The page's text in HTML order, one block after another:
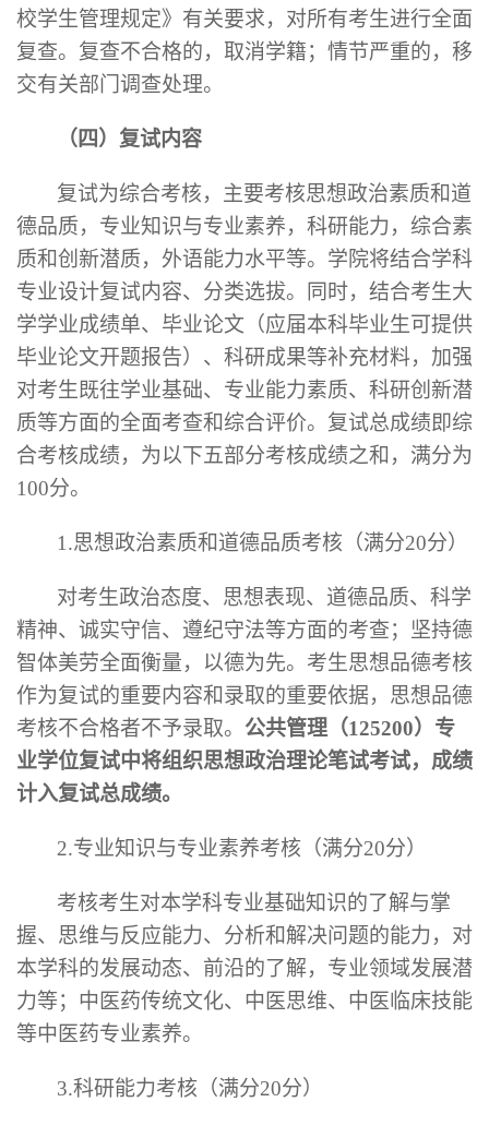
校学生管理规定》有关要求，对所有考生进行全面
复查。复查不合格的，取消学籍；情节严重的，移
交有关部门调查处理。
（四）复试内容
复试为综合考核，主要考核思想政治素质和道
德品质，专业知识与专业素养，科研能力，综合素
质和创新潜质，外语能力水平等。学院将结合学科
专业设计复试内容、分类选拔。同时，结合考生大
学学业成绩单、毕业论文（应届本科毕业生可提供
毕业论文开题报告）、科研成果等补充材料，加强
对考生既往学业基础、专业能力素质、科研创新潜
质等方面的全面考查和综合评价。复试总成绩即综
合考核成绩，为以下五部分考核成绩之和，满分为
100分。
1.思想政治素质和道德品质考核（满分20分）
对考生政治态度、思想表现、道德品质、科学
精神、诚实守信、遵纪守法等方面的考查；坚持德
智体美劳全面衡量，以德为先。考生思想品德考核
作为复试的重要内容和录取的重要依据，思想品德
考核不合格者不予录取。 公共管理（125200）专
业学位复试中将组织思想政治理论笔试考试，成绩
计入复试总成绩。
2.专业知识与专业素养考核（满分20分）
考核考生对本学科专业基础知识的了解与掌
握、思维与反应能力、分析和解决问题的能力，对
本学科的发展动态、前沿的了解，专业领域发展潜
力等； 中医药传统文化、中医思维、中医临床技能
等中医药专业素养。
3.科研能力考核（满分20分）